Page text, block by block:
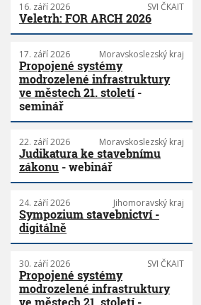
16. září 2026 SVI ČKAIT
Veletrh: FOR ARCH 2026
17. září 2026 Moravskoslezský kraj
Propojené systémy
modrozelené infrastruktury
ve městech 21. století-
seminář
22. září 2026 Moravskoslezský kraj
Judikatura ke stavebnímu
zákonu - webinář
24. září 2026 Jihomoravský kraj
Sympozium stavebnictví -
digitálně
30. září 2026 SVI ČKAIT
Propojené systémy
modrozelené infrastruktury